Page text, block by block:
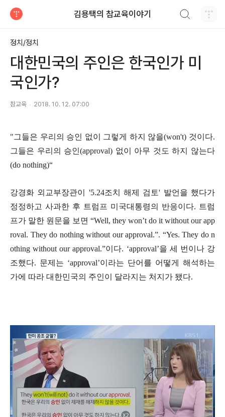
김용택의 참교육이야기
정치/정치
대한민국의 주인은 한국인가 미
국인가?
참교육 2018. 10. 12. 07:00
"그들은 우리의 승인 없이 그렇게 하지 않을(won't) 것이다.
그들은 우리의 승인(approval) 없이 아무 것도 하지 않는다
(do nothing)“
강경화 외교부장관이 '5.24조치 해제 검토' 발언을 했다가
정정하고 사과한 후 트럼프 미국대통령의 반응이다. 트럼
프가 말한 원문을 보면 “Well, they won’t do it without our app
roval. They do nothing without our approval.”. “Yes. They do n
othing without our approval.”이다. ‘approval’을 세 번이나 강
조했다. 문제는 ‘approval’이라는 단어를 어떻게 해석하는
가에 따라 대한민국의 주인이 달라지는 처지가 됐다.